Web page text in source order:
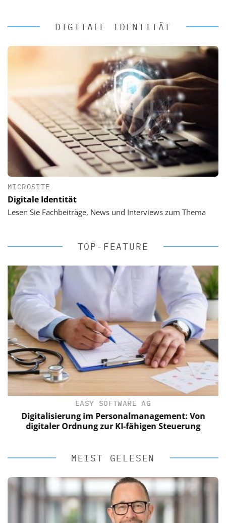
DIGITALE IDENTITÄT
MICROSITE
Digitale Identität
Lesen Sie Fachbeiträge, News und Interviews zum Thema
TOP-FEATURE
EASY SOFTWARE AG
Digitalisierung im Personalmanagement: Von
digitaler Ordnung zur KI-fähigen Steuerung
MEIST GELESEN